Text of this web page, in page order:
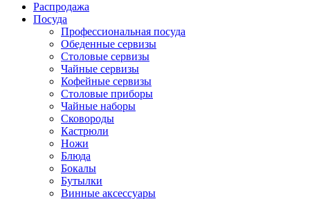
Распродажа
Посуда
Профессиональная посуда
Обеденные сервизы
Столовые сервизы
Чайные сервизы
Кофейные сервизы
Столовые приборы
Чайные наборы
Сковороды
Кастрюли
Ножи
Блюда
Бокалы
Бутылки
Винные аксессуары